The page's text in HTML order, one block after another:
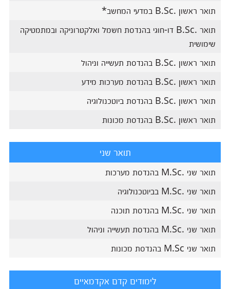
תואר ראשון .B.Sc במדעי המחשב*
תואר .B.Sc דו-חוגי בהנדסת חשמל ואלקטרוניקה ובמתמטיקה
שימושית
תואר ראשון .B.Sc בהנדסת תעשייה וניהול
תואר ראשון .B.Sc בהנדסת מערכות מידע
תואר ראשון .B.Sc בהנדסת ביוטכנולוגיה
תואר ראשון .B.Sc בהנדסת מכונות
תואר שני
תואר שני .M.Sc בהנדסת מערכות
תואר שני .M.Sc בביוטכנולוגיה
תואר שני .M.Sc בהנדסת תוכנה
תואר שני .M.Sc בהנדסת תעשייה וניהול
תואר שני M.Sc בהנדסת מכונות
לימודים קדם אקדמאיים